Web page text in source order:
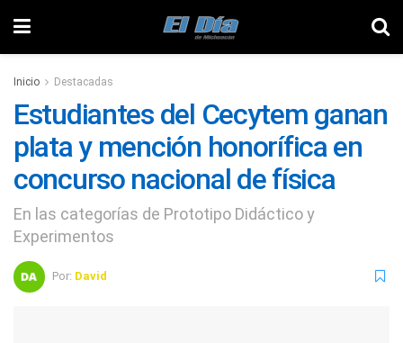
Inicio Destacadas
Estudiantes del Cecytem ganan
plata y mención honorífica en
concurso nacional de física
En las categorías de Prototipo Didáctico y
Experimentos
Por: David